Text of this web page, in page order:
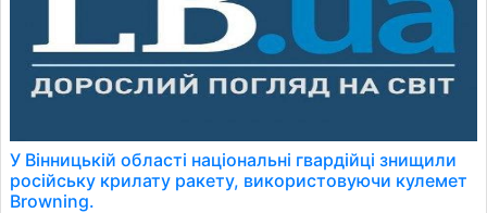
У Вінницькій області національні гвардійці знищили
російську крилату ракету, використовуючи кулемет
Browning.